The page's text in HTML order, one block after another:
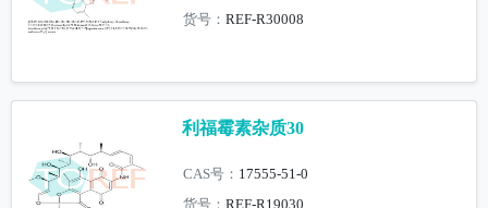
货号：REF-R30008
利福霉素杂质30
CAS号： 17555-51-0
货号：REF-R19030